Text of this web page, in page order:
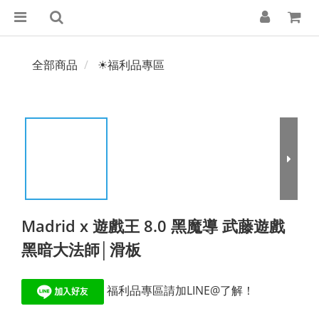
全部商品 ☀福利品專區
Madrid x 遊戲王 8.0 黑魔導 武藤遊戲
黑暗大法師│滑板
福利品專區請加LINE@了解！